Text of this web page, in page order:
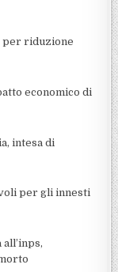
per riduzione
economico di
intesa di
per gli innesti